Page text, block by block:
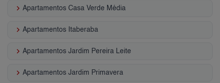
keyboard_arrow_right Apartamentos Casa Verde Média
keyboard_arrow_right Apartamentos Itaberaba
keyboard_arrow_right Apartamentos Jardim Pereira Leite
keyboard_arrow_right Apartamentos Jardim Primavera